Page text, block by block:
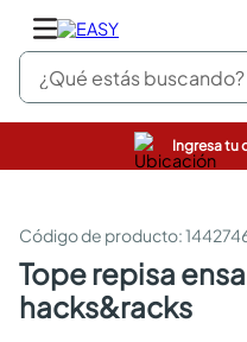
¿Qué estás buscando?
Ingresa tu
:
tope repisa ensamble grafito x2und.
hacks&racks
pinturas
sanitarios
comedor
escritorio